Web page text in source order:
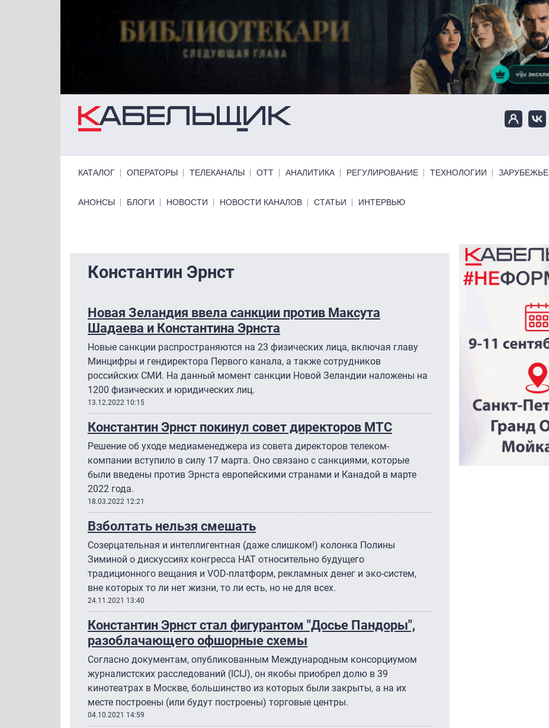
КАТАЛОГ ОПЕРАТОРЫ ТЕЛЕКАНАЛЫ ОТТ АНАЛИТИКА РЕГУЛИРОВАНИЕ ТЕХНОЛОГИИ ЗАРУБЕЖЬЕ
Primary links bottom
АНОНСЫ БЛОГИ НОВОСТИ НОВОСТИ КАНАЛОВ СТАТЬИ ИНТЕРВЬЮ
Константин Эрнст
Новая Зеландия ввела санкции против Максута
Шадаева и Константина Эрнста
Новые санкции распространяются на 23 физических лица, включая главу
Минцифры и гендиректора Первого канала, а также сотрудников
российских СМИ. На данный момент санкции Новой Зеландии наложены на
1200 физических и юридических лиц.
13.12.2022 10:15
Константин Эрнст покинул совет директоров МТС
Решение об уходе медиаменеджера из совета директоров телеком-
компании вступило в силу 17 марта. Оно связано с санкциями, которые
были введены против Эрнста европейскими странами и Канадой в марте
2022 года.
18.03.2022 12:21
Взболтать нельзя смешать
Созерцательная и интеллигентная (даже слишком!) колонка Полины
Зиминой о дискуссиях конгресса НАТ относительно будущего
традиционного вещания и VOD-платформ, рекламных денег и эко-систем,
вне которых то ли нет жизни, то ли есть, но не для всех.
24.11.2021 13:40
Константин Эрнст стал фигурантом "Досье Пандоры",
разоблачающего офшорные схемы
Согласно документам, опубликованным Международным консорциумом
журналистских расследований (ICIJ), он якобы приобрел долю в 39
кинотеатрах в Москве, большинство из которых были закрыты, а на их
месте построены (или будут построены) торговые центры.
04.10.2021 14:59